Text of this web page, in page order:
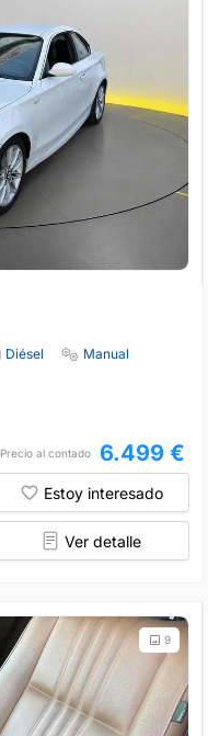
Diésel
Manual
Precio al contado 6.499 €
Estoy interesado
Ver detalle
9